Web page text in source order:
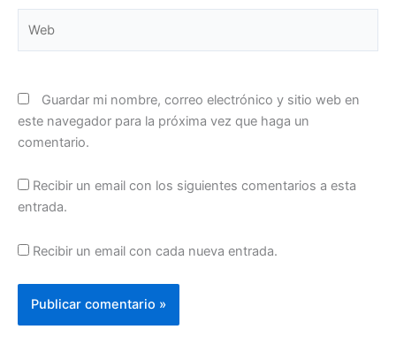
Guardar mi nombre, correo electrónico y sitio web en
este navegador para la próxima vez que haga un
comentario.
Recibir un email con los siguientes comentarios a esta
entrada.
Recibir un email con cada nueva entrada.